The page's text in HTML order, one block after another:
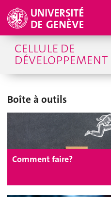
CELLULE DE
DÉVELOPPEMENT
Boîte à outils
Comment faire?